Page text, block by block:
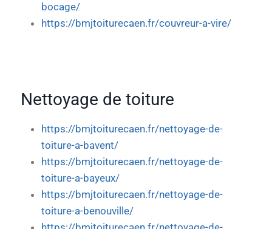
bocage/
https://bmjtoiturecaen.fr/couvreur-a-vire/
Nettoyage de toiture
https://bmjtoiturecaen.fr/nettoyage-de-
toiture-a-bavent/
https://bmjtoiturecaen.fr/nettoyage-de-
toiture-a-bayeux/
https://bmjtoiturecaen.fr/nettoyage-de-
toiture-a-benouville/